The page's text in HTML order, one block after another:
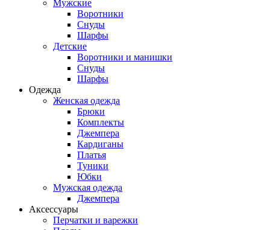
Мужские
Воротники
Снуды
Шарфы
Детские
Воротники и манишки
Снуды
Шарфы
Одежда
Женская одежда
Брюки
Комплекты
Джемпера
Кардиганы
Платья
Туники
Юбки
Мужская одежда
Джемпера
Аксессуары
Перчатки и варежки